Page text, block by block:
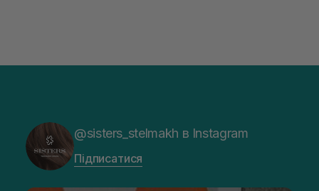
@sisters_stelmakh в Instagram
Підписатися